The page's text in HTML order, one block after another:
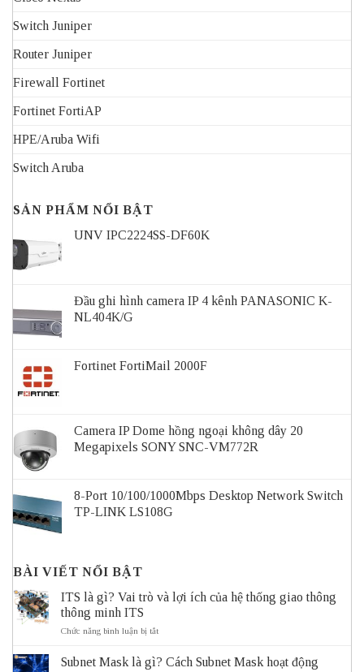
Switch Juniper
Router Juniper
Firewall Fortinet
Fortinet FortiAP
HPE/Aruba Wifi
Switch Aruba
SẢN PHẨM NỔI BẬT
UNV IPC2224SS-DF60K
Đầu ghi hình camera IP 4 kênh PANASONIC K-
NL404K/G
Fortinet FortiMail 2000F
Camera IP Dome hồng ngoại không dây 20
Megapixels SONY SNC-VM772R
8-Port 10/100/1000Mbps Desktop Network Switch
TP-LINK LS108G
BÀI VIẾT NỔI BẬT
ITS là gì? Vai trò và lợi ích của hệ thống giao thông
thông minh ITS
Chức năng bình luận bị tắtở
gì?
Subnet Mask là gì? Cách Subnet Mask hoạt động